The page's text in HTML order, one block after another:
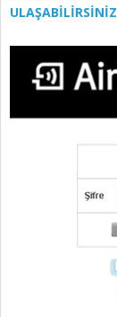
ULAŞABİLİRSİNİZ